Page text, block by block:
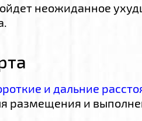
неожиданное
и дальние
размещения и